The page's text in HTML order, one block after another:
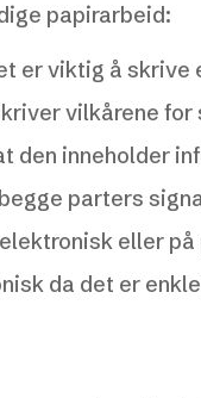
papirarbeid:
er viktig å skrive
vilkårene for
den inneholder
parters
eller på
da det er